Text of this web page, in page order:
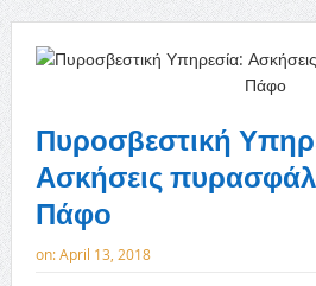
Πυροσβεστική
Ασκήσεις
Πάφο
on:April 13, 2018